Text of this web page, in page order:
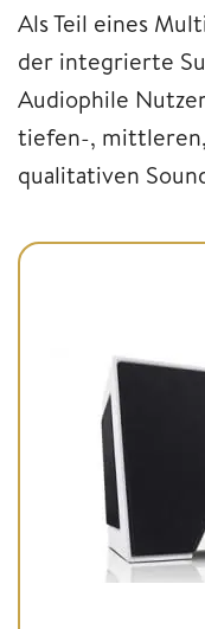
Als Teil eines
der integrierte
Audiophile
tiefen-, mittleren,
qualitativen